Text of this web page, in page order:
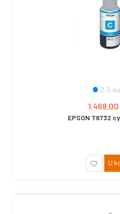
2-3
1.469,00
EPSON T6732
U